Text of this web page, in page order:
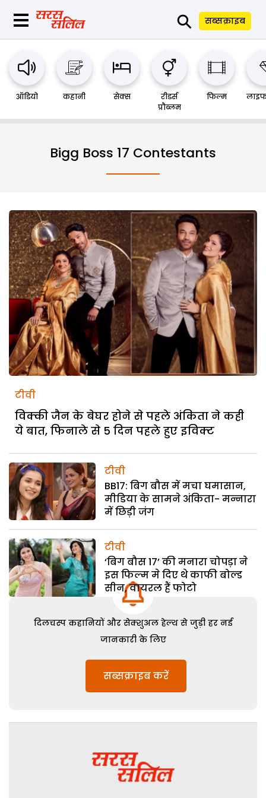
⚲ सब्सक्राइब
ऑडियो कहानी सेक्स
रीडर्स
प्रौब्लम
फिल्म
Bigg Boss 17 Contestants
टीवी
विक्की जैन के बेघर होने से पहले अंकिता ने कही
ये बात, फिनाले से 5 दिन पहले हुए इविक्ट
टीवी
BB17: बिग बौस में मचा घमासान,
मीडिया के सामने अंकिता- मन्नारा
में छिड़ी जंग
टीवी
‘बिग बौस 17’ की मनारा चोपड़ा ने
इस फिल्म मे दिए थे काफी बोल्ड
सीन, वायरल हैं फोटो
दिलचस्प कहानियों और सेक्शुअल हेल्थ से जुड़ी हर नई
जानकारी के लिए
सब्सक्राइब करें